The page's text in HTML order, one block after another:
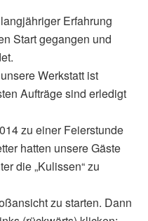
Erfahrung
Start gegangen und
Werkstatt ist
Aufträge sind erledigt
zu einer Feierstunde
hatten unsere Gäste
die „Kulissen“ zu
zu starten. Dann